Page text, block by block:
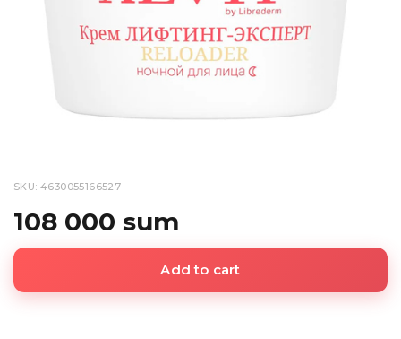
SKU: 4630055166527
108 000 sum
Add to cart